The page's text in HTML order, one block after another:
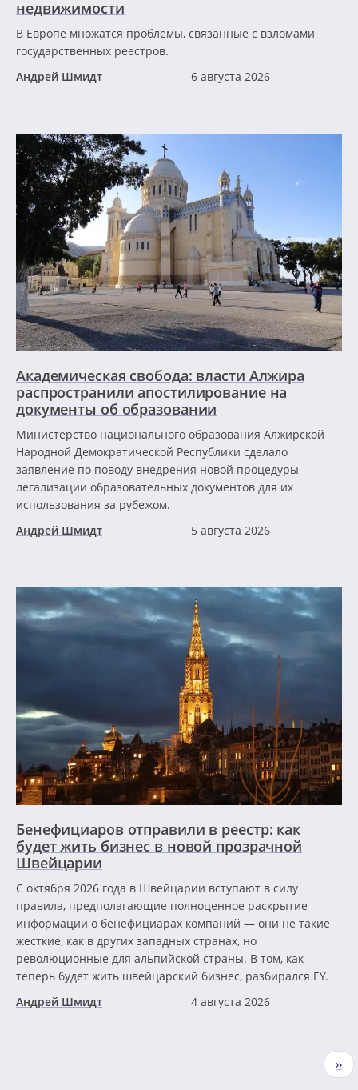
недвижимости
В Европе множатся проблемы, связанные с взломами
государственных реестров.
Андрей Шмидт
6 августа 2026
Академическая свобода: власти Алжира
распространили апостилирование на
документы об образовании
Министерство национального образования Алжирской
Народной Демократической Республики сделало
заявление по поводу внедрения новой процедуры
легализации образовательных документов для их
использования за рубежом.
Андрей Шмидт
5 августа 2026
Бенефициаров отправили в реестр: как
будет жить бизнес в новой прозрачной
Швейцарии
С октября 2026 года в Швейцарии вступают в силу
правила, предполагающие полноценное раскрытие
информации о бенефициарах компаний — они не такие
жесткие, как в других западных странах, но
революционные для альпийской страны. В том, как
теперь будет жить швейцарский бизнес, разбирался EY.
Андрей Шмидт
4 августа 2026
››